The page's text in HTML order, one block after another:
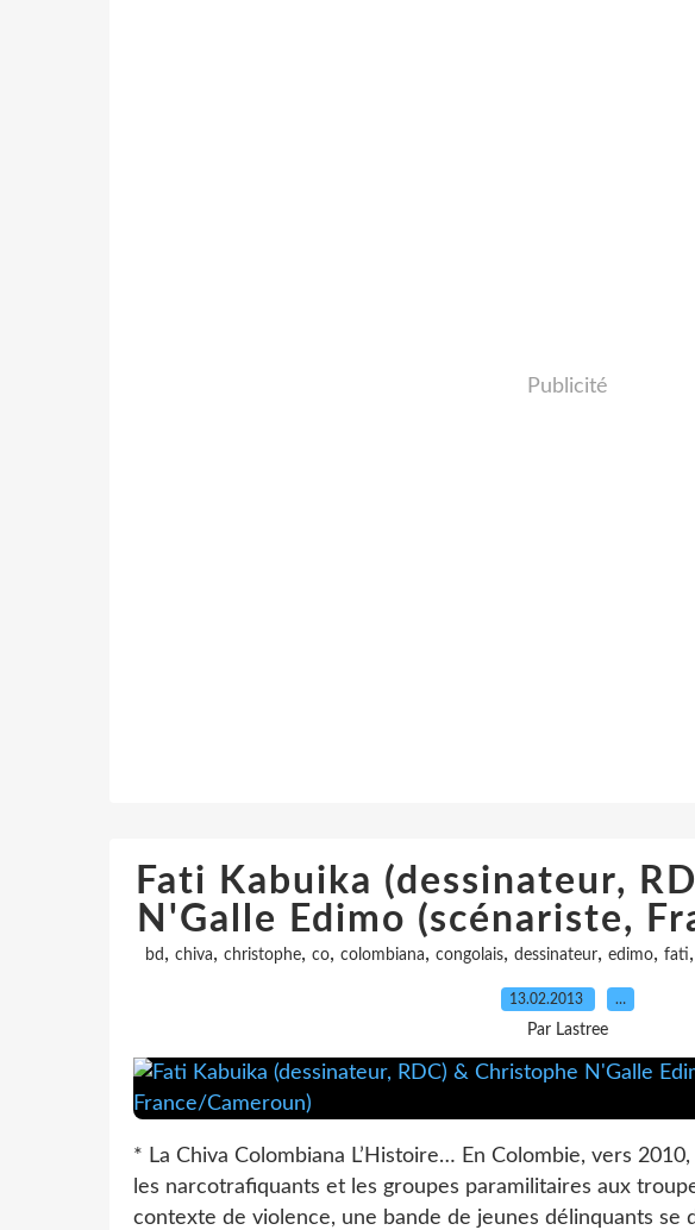
Publicité
Fati Kabuika (dessinateur,
N'Galle Edimo (scénariste,
bd , chiva, christophe, co, colombiana, congolais, dessinateur, edimo, fati,
13.02.2013 …
Par Lastree
* La Chiva Colombiana L’Histoire… En Colombie, vers
les narcotrafiquants et les groupes paramilitaires aux
contexte de violence, une bande de jeunes délinquants se